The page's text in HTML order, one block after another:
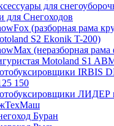
для
для Снегоходов
(разборная рама
S2 Ekonik T-200)
(неразборная рама
Motoland S1
IRBIS
150
ЛИДЕР
Буран